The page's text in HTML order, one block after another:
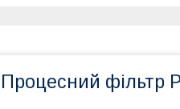
Процесний фільтр